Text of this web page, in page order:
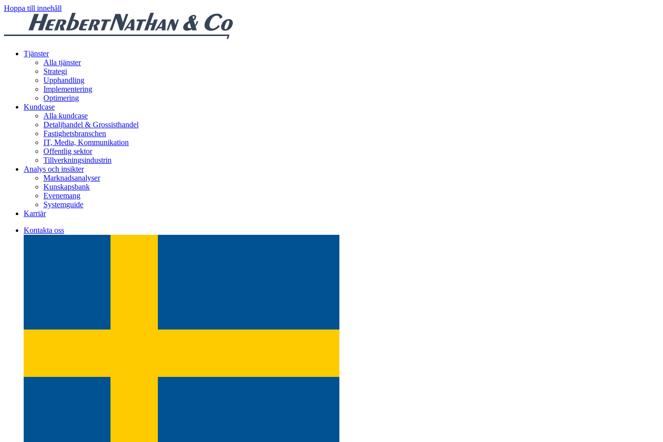
Hoppa till innehåll
Tjänster
Alla tjänster
Strategi
Upphandling
Implementering
Optimering
Kundcase
Alla kundcase
Detaljhandel & Grossisthandel
Fastighetsbranschen
IT, Media, Kommunikation
Offentlig sektor
Tillverkningsindustrin
Analys och insikter
Marknadsanalyser
Kunskapsbank
Evenemang
Systemguide
Karriär
Kontakta oss